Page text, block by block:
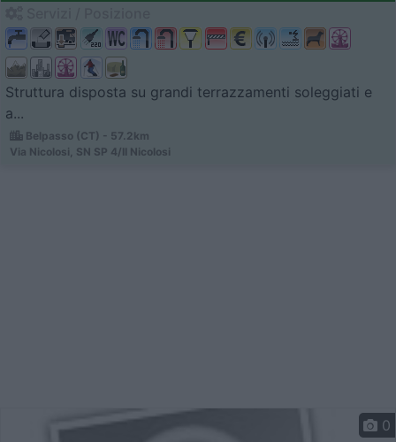
Struttura disposta su grandi terrazzamenti soleggiati e
a...
Belpasso (CT) - 57.2km
Via Nicolosi, SN SP 4/II Nicolosi
0